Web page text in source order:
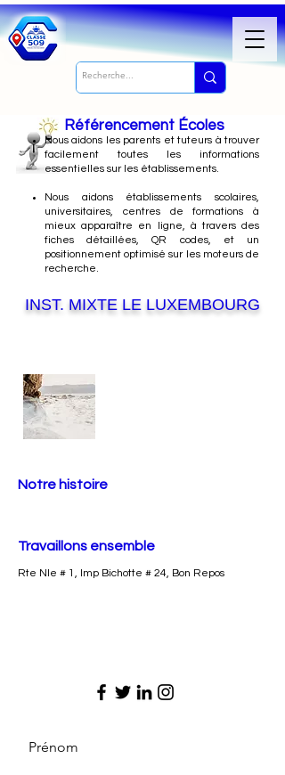
Référencement Écoles
Nousaidons les parents et tuteurs à trouver
facilement toutes les informations
essentielles sur les établissements.
Nous aidons établissements scolaires,
universitaires, centres de formations à
mieux apparaître en ligne, à travers des
fiches détaillées, QR codes, et un
positionnement optimisé sur les moteurs de
recherche.
INST. MIXTE LE LUXEMBOURG
Notre histoire
Travaillons ensemble
Rte Nle # 1, Imp Bichotte # 24, Bon Repos
Prénom